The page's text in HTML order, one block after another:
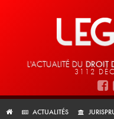
L'ACTUALITÉ DU DROIT
3112
ACTUALITÉS